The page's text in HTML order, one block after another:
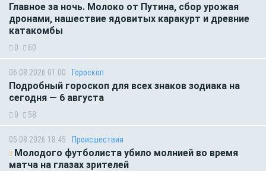
Главное за ночь. Молоко от Путина, сбор урожая
дронами, нашествие ядовитых каракурт и древние
катакомбы
0 60
06.08.2026 01:00 Гороскоп
Подробный гороскоп для всех знаков зодиака на
сегодня — 6 августа
0 58
05.08.2026 18:45 Происшествия
Молодого футболиста убило молнией во время
матча на глазах зрителей